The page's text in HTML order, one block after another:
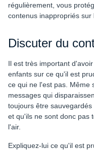
régulièrement, vous
contenus inappropriés sur
Discuter du
Il est très important
enfants sur ce qu'il est
ce qui ne l'est pas. Même
messages qui
toujours être
et qu'ils ne sont donc pas
l'air.
Expliquez-lui ce qu'il est